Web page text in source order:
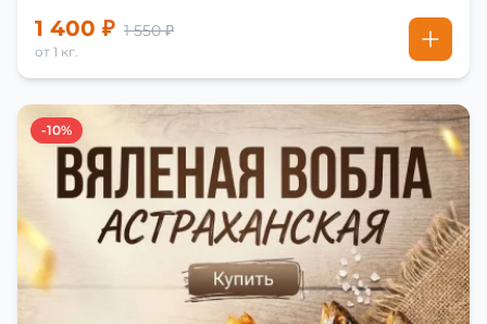
1 400 ₽ 1 550 ₽
от 1 кг.
-10%